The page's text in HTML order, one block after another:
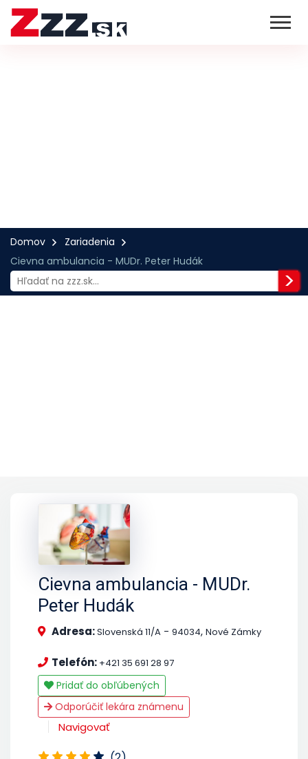
Domov
Zariadenia
Cievna ambulancia - MUDr. Peter Hudák
Cievna ambulancia - MUDr.
Peter Hudák
Adresa:Slovenská 11/A - 94034, Nové Zámky
Telefón: +421 35 691 28 97
Pridať do obľúbených
Odporúčiť lekára známenu
Navigovať